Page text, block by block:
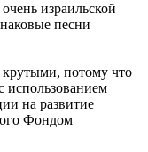
израильской
песни
крутыми, потому что
использованием
на развитие
Фондом